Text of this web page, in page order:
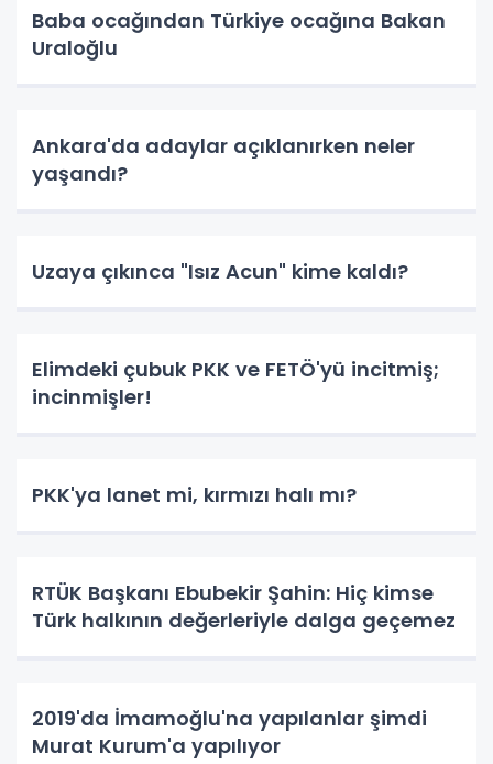
Baba ocağından Türkiye ocağına Bakan
Uraloğlu
Ankara'da adaylar açıklanırken neler
yaşandı?
Uzaya çıkınca "Isız Acun" kime kaldı?
Elimdeki çubuk PKK ve FETÖ'yü incitmiş;
incinmişler!
PKK'ya lanet mi, kırmızı halı mı?
RTÜK Başkanı Ebubekir Şahin: Hiç kimse
Türk halkının değerleriyle dalga geçemez
2019'da İmamoğlu'na yapılanlar şimdi
Murat Kurum'a yapılıyor